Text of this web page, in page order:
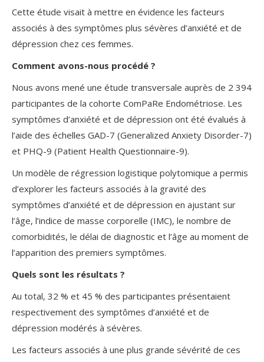
Cette étude visait à mettre en évidence les facteurs
associés à des symptômes plus sévères d’anxiété et de
dépression chez ces femmes.
Comment avons-nous procédé ?
Nous avons mené une étude transversale auprès de 2 394
participantes de la cohorte ComPaRe Endométriose. Les
symptômes d’anxiété et de dépression ont été évalués à
l’aide des échelles GAD-7 (Generalized Anxiety Disorder-7)
et PHQ-9 (Patient Health Questionnaire-9).
Un modèle de régression logistique polytomique a permis
d’explorer les facteurs associés à la gravité des
symptômes d’anxiété et de dépression en ajustant sur
l’âge, l’indice de masse corporelle (IMC), le nombre de
comorbidités, le délai de diagnostic et l’âge au moment de
l’apparition des premiers symptômes.
Quels sont les résultats ?
Au total, 32 % et 45 % des participantes présentaient
respectivement des symptômes d’anxiété et de
dépression modérés à sévères.
Les facteurs associés à une plus grande sévérité de ces